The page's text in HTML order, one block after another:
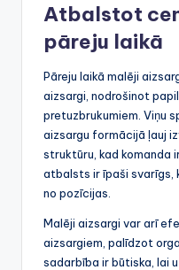
Atbalstot
pāreju laikā
Pāreju laikā malēji
aizsargi, nodrošinot
pretuzbrukumiem. Viņu
aizsargu formācijā ļauj
struktūru, kad komanda
atbalsts ir īpaši svarīgs,
no pozīcijas.
Malēji aizsargi var arī
aizsargiem, palīdzot
sadarbība ir būtiska, lai